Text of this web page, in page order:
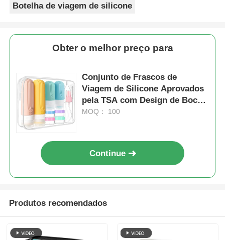
Botelha de viagem de silicone
Obter o melhor preço para
Conjunto de Frascos de
Viagem de Silicone Aprovados
pela TSA com Design de Boca
Larga, Compactos e Sem BPA
MOQ： 100
Continue
Produtos recomendados